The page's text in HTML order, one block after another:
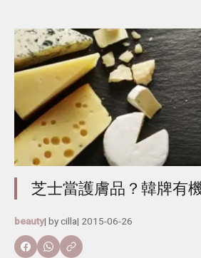
芝士當護膚品？韓牌有
beauty| bycilla| 2015-06-26